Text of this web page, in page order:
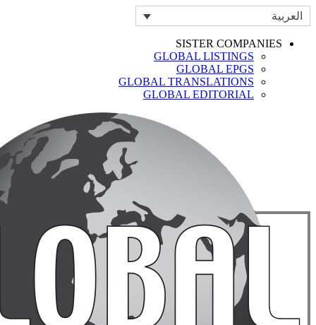
العربية
SISTER COMPANIES
GLOBAL LISTINGS
GLOBAL EPGS
GLOBAL TRANSLATIONS
GLOBAL EDITORIAL